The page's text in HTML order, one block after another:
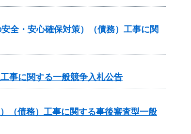
全・安心確保対策）（債務）工事に関
事に関する一般競争入札公告
（債務）工事に関する事後審査型一般